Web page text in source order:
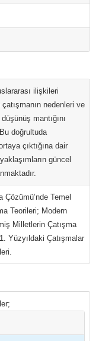
ilişkileri
nedenleri ve
mantığını
doğrultuda
çıktığına dair
güncel
Çözümü’nde Temel
Teorileri; Modern
Milletlerin Çatışma
Yüzyıldaki Çatışmalar